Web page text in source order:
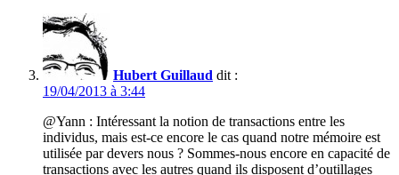
Hubert Guillaud dit :
19/04/2013 à 3:44
@Yann : Intéressant la notion de transactions entre les
individus, mais est-ce encore le cas quand notre mémoire est
utilisée par devers nous ? Sommes-nous encore en capacité de
transactions avec les autres quand ils disposent d’outillages